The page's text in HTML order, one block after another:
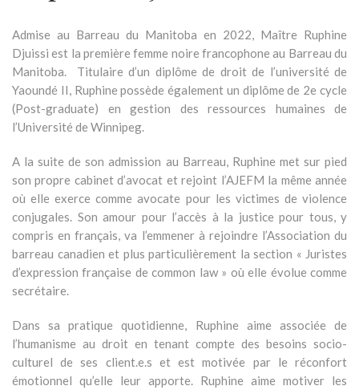
Admise au Barreau du Manitoba en 2022, Maître Ruphine
Djuissi est la première femme noire francophone au Barreau du
Manitoba. Titulaire d’un diplôme de droit de l’université de
Yaoundé II, Ruphine possède également un diplôme de 2e cycle
(Post-graduate) en gestion des ressources humaines de
l’Université de Winnipeg.
A la suite de son admission au Barreau, Ruphine met sur pied
son propre cabinet d’avocat et rejoint l’AJEFM la même année
où elle exerce comme avocate pour les victimes de violence
conjugales. Son amour pour l’accès à la justice pour tous, y
compris en français, va l’emmener à rejoindre l’Association du
barreau canadien et plus particulièrement la section « Juristes
d’expression française de common law » où elle évolue comme
secrétaire.
Dans sa pratique quotidienne, Ruphine aime associée de
l’humanisme au droit en tenant compte des besoins socio-
culturel de ses client.e.s et est motivée par le réconfort
émotionnel qu’elle leur apporte. Ruphine aime motiver les